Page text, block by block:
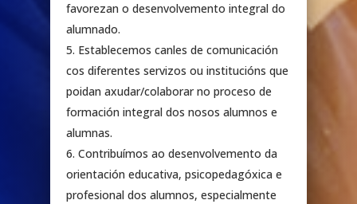
favorezan o desenvolvemento integral do
alumnado.
Establecemos canles de comunicación
cos diferentes servizos ou institucións que
poidan axudar/colaborar no proceso de
formación integral dos nosos alumnos e
alumnas.
Contribuímos ao desenvolvemento da
orientación educativa, psicopedagóxica e
profesional dos alumnos, especialmente